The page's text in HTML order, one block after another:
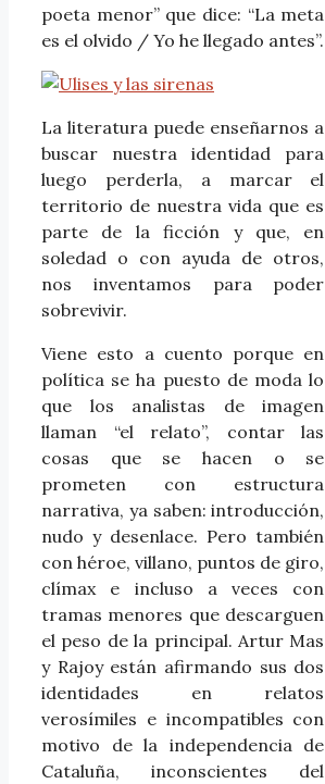
poeta menor” que dice: “La meta
es el olvido / Yo he llegado antes”.
La literatura puede enseñarnos a
buscar nuestra identidad para
luego perderla, a marcar el
territorio de nuestra vida que es
parte de la ficción y que, en
soledad o con ayuda de otros,
nos inventamos para poder
sobrevivir.
Viene esto a cuento porque en
política se ha puesto de moda lo
que los analistas de imagen
llaman “el relato”, contar las
cosas que se hacen o se
prometen con estructura
narrativa, ya saben: introducción,
nudo y desenlace. Pero también
con héroe, villano, puntos de giro,
clímax e incluso a veces con
tramas menores que descarguen
el peso de la principal. Artur Mas
y Rajoy están afirmando sus dos
identidades en relatos
verosímiles e incompatibles con
motivo de la independencia de
Cataluña, inconscientes del